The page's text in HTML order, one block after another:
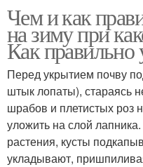
Чем и как
на зиму при
Как правильно
Перед укрытием почву
штык лопаты), стараясь
шрабов и плетистых роз
уложить на слой
растения, кусты
укладывают,